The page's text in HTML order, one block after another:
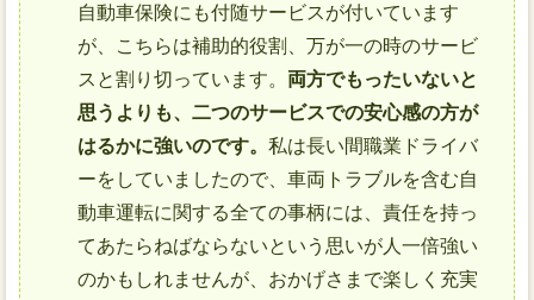
自動車保険にも付随サービスが付いています
が、こちらは補助的役割、万が一の時のサービ
スと割り切っています。 両方でもったいないと
思うよりも、二つのサービスでの安心感の方が
はるかに強いのです。 私は長い間職業ドライバ
ーをしていましたので、車両トラブルを含む自
動車運転に関する全ての事柄には、責任を持っ
てあたらねばならないという思いが人一倍強い
のかもしれませんが、おかげさまで楽しく充実